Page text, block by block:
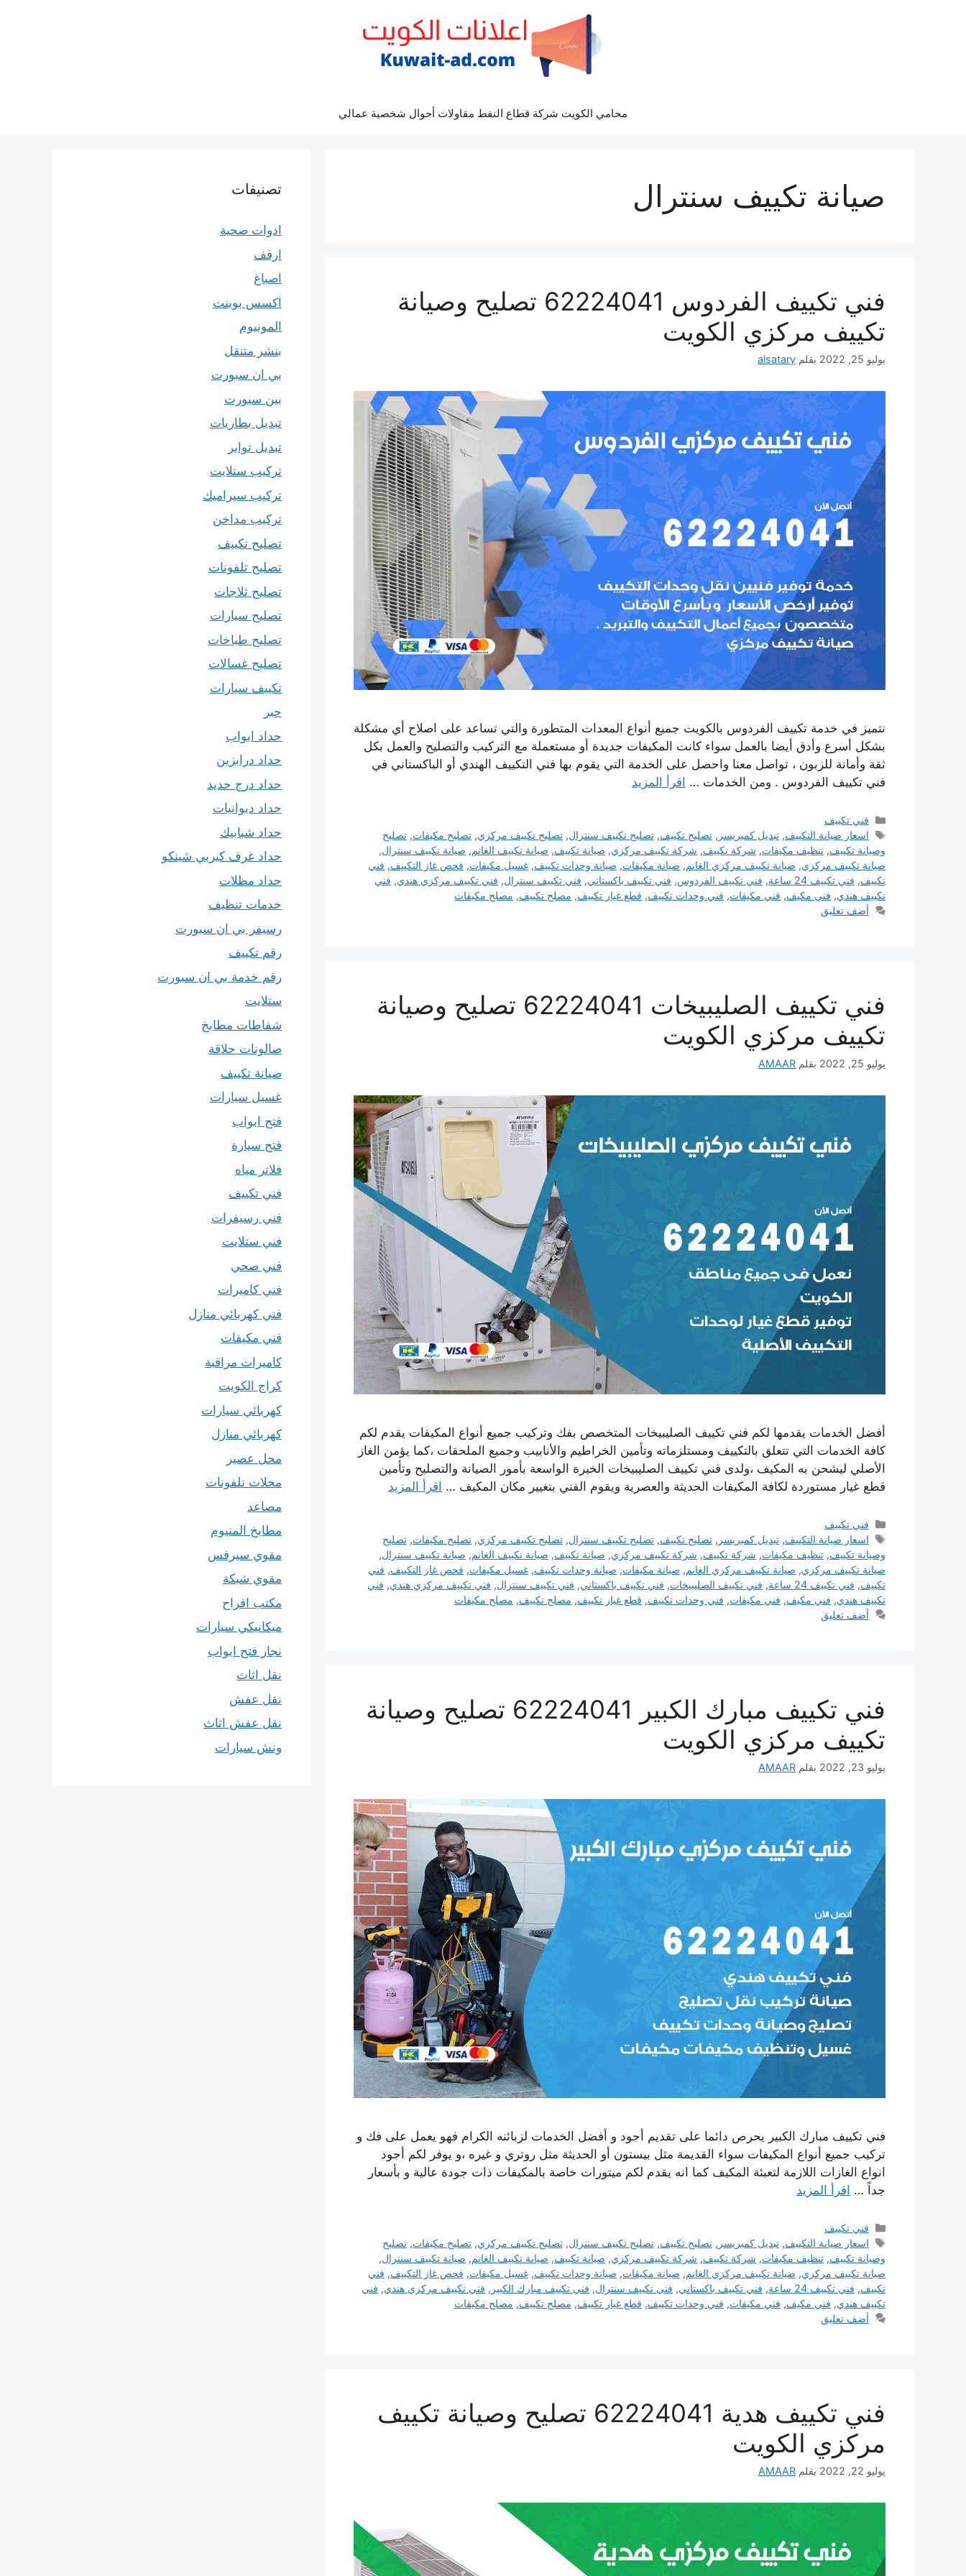
محامي الكويت شركة قطاع النفط مقاولات أحوال شخصية عمالي
صيانة تكييف سنترال
فني تكييف الفردوس 62224041 تصليح وصيانة
تكييف مركزي الكويت
يوليو 25, 2022 بقلم alsatary
نتميز في خدمة تكييف الفردوس بالكويت جميع أنواع المعدات المتطورة والتي تساعد على اصلاح أي مشكلة
بشكل أسرع وأدق أيضا بالعمل سواء كانت المكيفات جديدة أو مستعملة مع التركيب والتصليح والعمل بكل
ثقة وأمانة للزبون ، تواصل معنا واحصل على الخدمة التي يقوم بها فني التكييف الهندي أو الباكستاني في
فني تكييف الفردوس . ومن الخدمات … اقرأ المزيد
التصنيفات
فني تكييف
الوسوم
اسعار صيانة التكييف,تبديل كمبريسر ,تصليح تكييف,تصليح تكييف سنترال,تصليح تكييف مركزي,تصليح مكيفات,تصليح
وصيانة تكييف, تنظيف مكيفات, شركة تكييف, شركة تكييف مركزي, صيانة تكييف, صيانة تكييف الغانم, صيانة تكييف سنترال,
صيانة تكييف مركزي, صيانة تكييف مركزي الغانم, صيانة مكيفات, صيانة وحدات تكييف, غسيل مكيفات, فحص غاز التكييف, فني
تكييف, فني تكييف 24 ساعة , فني تكييف الفردوس, فني تكييف باكستاني, فني تكييف سنترال, فني تكييف مركزي هندي, فني
تكييف هندي, فني مكيف, فني مكيفات, فني وحدات تكييف, قطع غيار تكييف, مصلح تكييف, مصلح مكيفات
أضف تعليق
فني تكييف الصليبيخات 62224041 تصليح وصيانة
تكييف مركزي الكويت
يوليو 25, 2022 بقلم AMAAR
أفضل الخدمات يقدمها لكم فني تكييف الصليبيخات المتخصص بفك وتركيب جميع أنواع المكيفات يقدم لكم
كافة الخدمات التي تتعلق بالتكييف ومستلزماته وتأمين الخراطيم والأنابيب وجميع الملحقات ،كما يؤمن الغاز
الأصلي ليشحن به المكيف ،ولدى فني تكييف الصليبيخات الخبرة الواسعة بأمور الصيانة والتصليح وتأمين
قطع غيار مستوردة لكافة المكيفات الحديثة والعصرية ويقوم الفني بتغيير مكان المكيف … اقرأ المزيد
التصنيفات
فني تكييف
الوسوم
اسعار صيانة التكييف,تبديل كمبريسر ,تصليح تكييف,تصليح تكييف سنترال,تصليح تكييف مركزي,تصليح مكيفات,تصليح
وصيانة تكييف, تنظيف مكيفات, شركة تكييف, شركة تكييف مركزي, صيانة تكييف, صيانة تكييف الغانم, صيانة تكييف سنترال,
صيانة تكييف مركزي, صيانة تكييف مركزي الغانم, صيانة مكيفات, صيانة وحدات تكييف, غسيل مكيفات, فحص غاز التكييف, فني
تكييف, فني تكييف 24 ساعة , فني تكييف الصليبيخات, فني تكييف باكستاني, فني تكييف سنترال, فني تكييف مركزي هندي, فني
تكييف هندي, فني مكيف, فني مكيفات, فني وحدات تكييف, قطع غيار تكييف, مصلح تكييف, مصلح مكيفات
أضف تعليق
فني تكييف مبارك الكبير 62224041 تصليح وصيانة
تكييف مركزي الكويت
يوليو 23, 2022 بقلم AMAAR
فني تكييف مبارك الكبير يحرص دائما على تقديم أجود و أفضل الخدمات لزبائنه الكرام فهو يعمل على فك و
تركيب جميع أنواع المكيفات سواء القديمة مثل بيستون أو الحديثة مثل روتري و غيره ،و يوفر لكم أجود
انواع الغازات اللازمة لتعبئة المكيف كما انه يقدم لكم ميتورات خاصة بالمكيفات ذات جودة عالية و بأسعار
جداً … اقرأ المزيد
التصنيفات
فني تكييف
الوسوم
اسعار صيانة التكييف,تبديل كمبريسر ,تصليح تكييف,تصليح تكييف سنترال,تصليح تكييف مركزي,تصليح مكيفات,تصليح
وصيانة تكييف, تنظيف مكيفات, شركة تكييف, شركة تكييف مركزي, صيانة تكييف, صيانة تكييف الغانم, صيانة تكييف سنترال,
صيانة تكييف مركزي, صيانة تكييف مركزي الغانم, صيانة مكيفات, صيانة وحدات تكييف, غسيل مكيفات, فحص غاز التكييف, فني
تكييف, فني تكييف 24 ساعة , فني تكييف باكستاني, فني تكييف سنترال, فني تكييف مبارك الكبير , فني تكييف مركزي هندي, فني
تكييف هندي, فني مكيف, فني مكيفات, فني وحدات تكييف, قطع غيار تكييف, مصلح تكييف, مصلح مكيفات
أضف تعليق
فني تكييف هدية 62224041 تصليح وصيانة تكييف
مركزي الكويت
يوليو 22, 2022 بقلم AMAAR
تصنيفات
ادوات صحية
ارفف
اصباغ
اكسس بوينت
المونيوم
بنشر متنقل
بي ان سبورت
بين سبورت
تبديل بطاريات
تبديل تواير
تركيب ستلايت
تركيب سيراميك
تركيب مداخن
تصليح تكييف
تصليح تلفونات
تصليح ثلاجات
تصليح سيارات
تصليح طباخات
تصليح غسالات
تكييف سيارات
حبر
حداد ابواب
حداد درابزين
حداد درج حديد
حداد ديوانيات
حداد شبابيك
حداد غرف كيربي شينكو
حداد مظلات
خدمات تنظيف
رسيفر بي ان سبورت
رقم تكييف
رقم خدمة بي ان سبورت
ستلايت
شفاطات مطابخ
صالونات حلاقة
صيانة تكييف
غسيل سيارات
فتح ابواب
فتح سيارة
فلاتر مياه
فني تكييف
فني رسيفرات
فني ستلايت
فني صحي
فني كاميرات
فني كهربائي منازل
فني مكيفات
كاميرات مراقبة
كراج الكويت
كهربائي سيارات
كهربائي منازل
محل عصير
محلات تلفونات
مصاعد
مطابخ المنيوم
مقوي سيرفس
مقوي شبكة
مكتب افراح
ميكانيكي سيارات
نجار فتح ابواب
نقل اثاث
نقل عفش
نقل عفش اثاث
ونش سيارات